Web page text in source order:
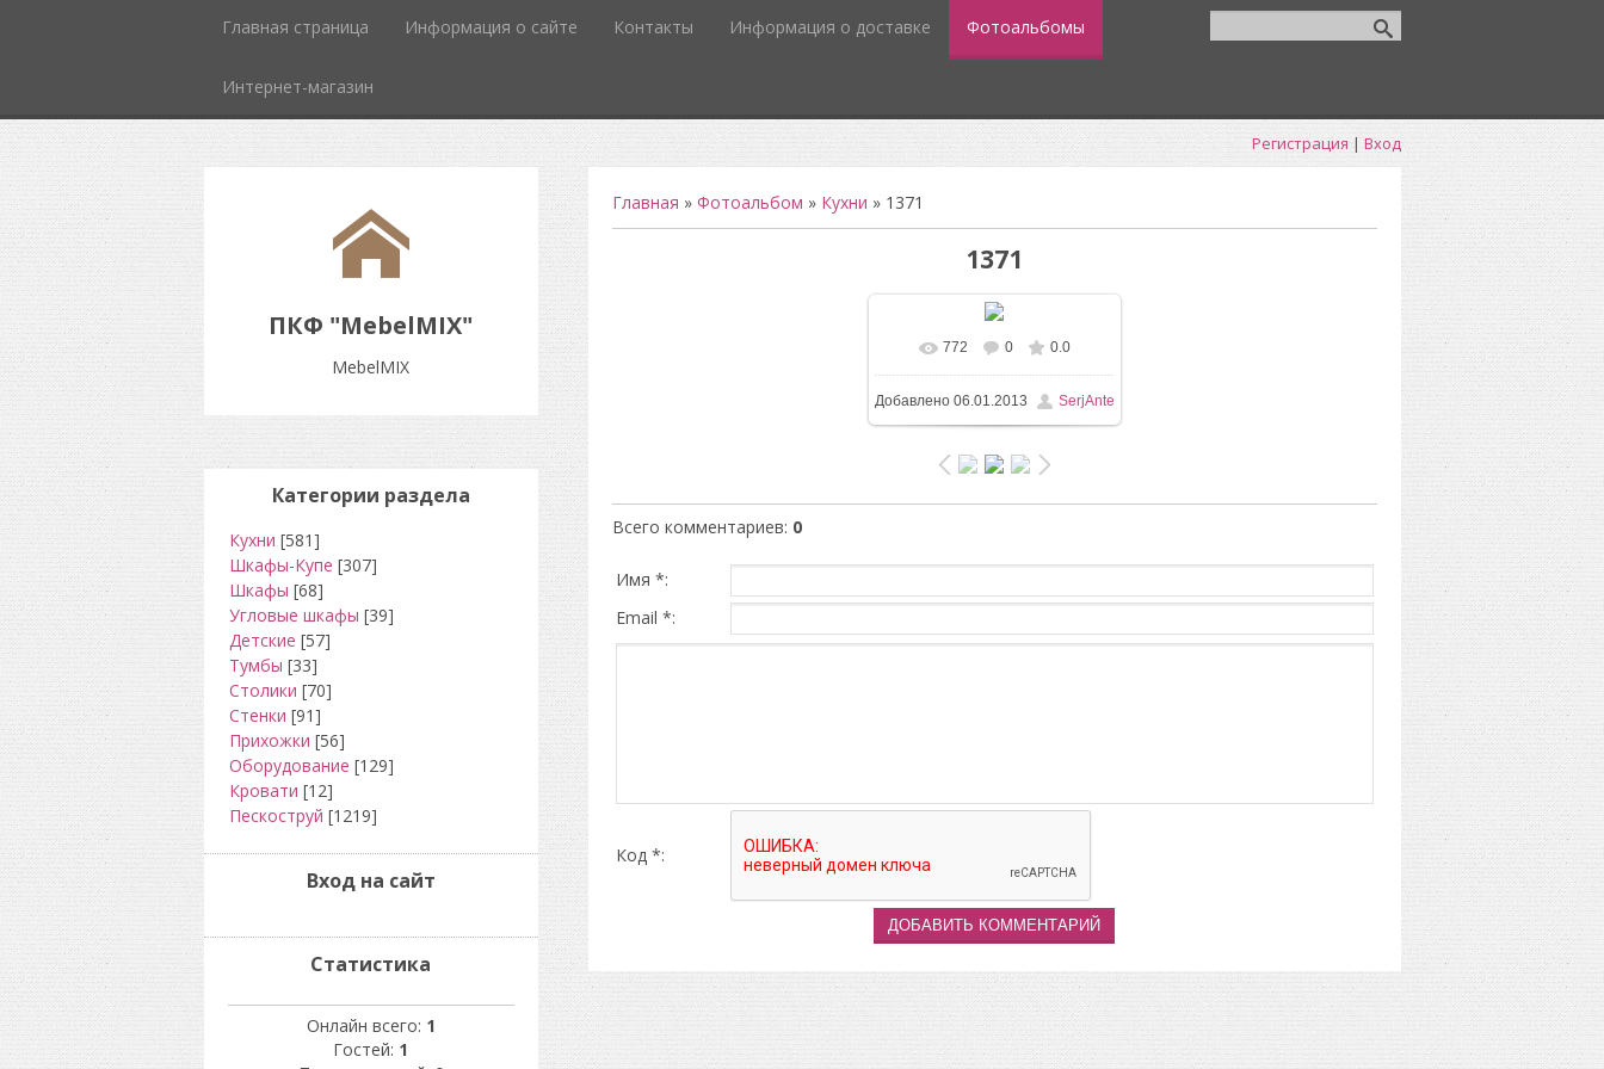
Главная страница Информация о сайте Контакты Информация о доставке Фотоальбомы
Интернет-магазин
Регистрация | Вход
ПКФ "MebelMIX"
MebelMIX
Главная » Фотоальбом » Кухни » 1371
1371
В реальном размере
1200x1600/ 128.3Kb
772 0 0.0
Добавлено06.01.2013 SerjAnte
Всего комментариев: 0
Имя *:
Email *:
Код *:
Категории раздела
Кухни [581]
Шкафы-Купе [307]
Шкафы [68]
Угловые шкафы [39]
Детские [57]
Тумбы [33]
Столики [70]
Стенки [91]
Прихожки [56]
Оборудование [129]
Кровати [12]
Пескоструй [1219]
Вход на сайт
Статистика
Онлайн всего: 1
Гостей: 1